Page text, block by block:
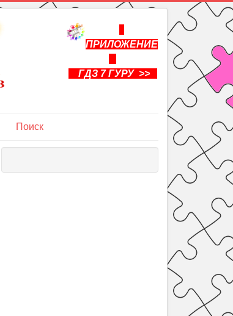
ПРИЛОЖЕНИЕ
ГДЗ 7 ГУРУ >>
Поиск